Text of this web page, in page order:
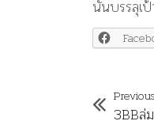
นั้นบรรลุเ
3BBล่